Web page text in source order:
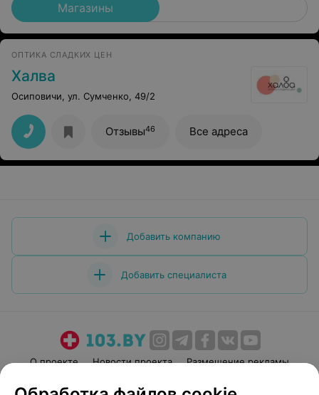
Магазины
ОПТИКА СЛАДКИХ ЦЕН
Халва
Осиповичи, ул. Сумченко, 49/2
Отзывы46 Все адреса
Добавить компанию
Добавить специалиста
О проекте Новости проекта
Размещение рекламы